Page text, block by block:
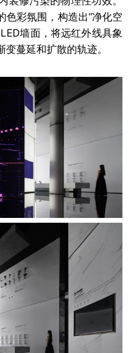
色彩氛围，构造出“净化空
墙面，将远红外线具象
蔓延和扩散的轨迹。